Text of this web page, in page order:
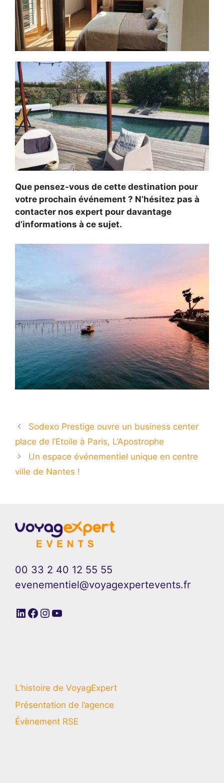
Que pensez-vous de cette destination pour
votre prochain événement ? N’hésitez pas à
contacter nos expert pour davantage
d’informations à ce sujet.
Sodexo Prestige ouvre un business center
place de l’Etoile à Paris, L’Apostrophe
Un espace événementiel unique en centre
ville de Nantes !
00 33 2 40 12 55 55
evenementiel@voyagexpertevents.fr
LinkedIn
Facebook
Instagram
YouTube
L’histoire de VoyagExpert
Présentation de l’agence
Évènement RSE